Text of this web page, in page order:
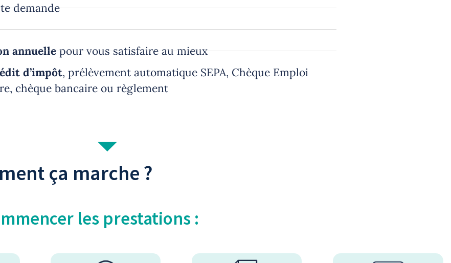
demande
annuellepour vous satisfaire au mieux
d’impôt, prélèvement automatique SEPA, Chèque Emploi
chèque bancaire ou règlement
ça marche ?
les prestations :